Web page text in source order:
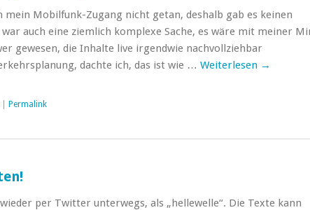
Mobilfunk-Zugang nicht getan, deshalb gab es keinen
auch eine ziemlich komplexe Sache, es wäre mit meiner
gewesen, die Inhalte live irgendwie nachvollziehbar
dachte ich, das ist wie …Weiterlesen →
Permalink
per Twitter unterwegs, als „hellewelle“. Die Texte kann